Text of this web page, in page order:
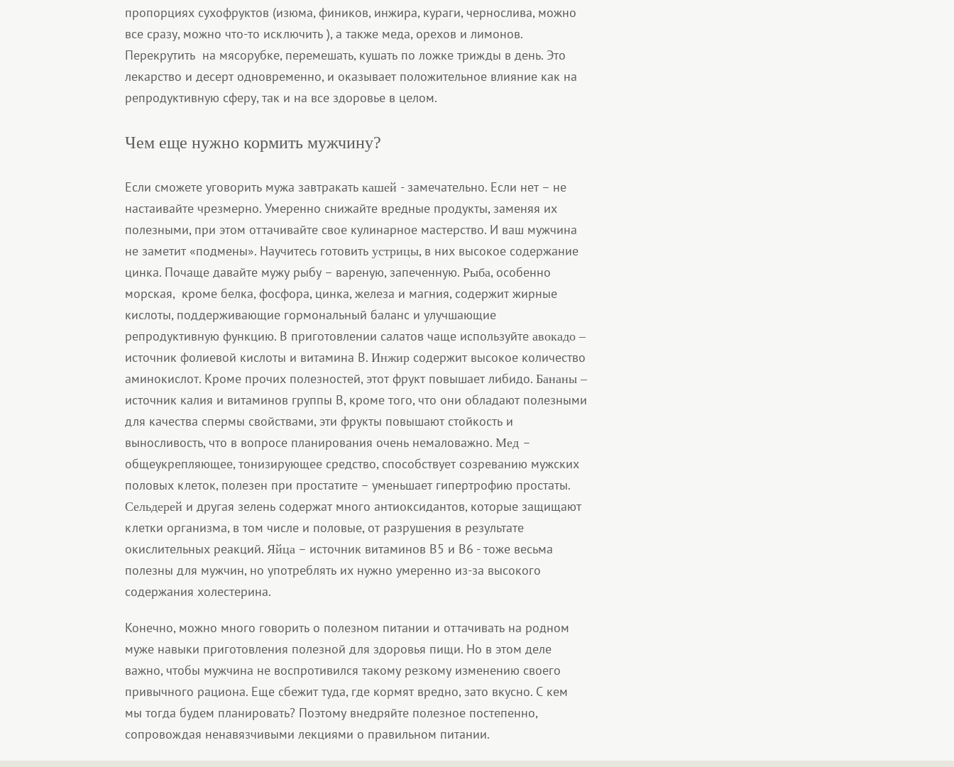
пропорциях сухофруктов (изюма, фиников, инжира, кураги, чернослива, можно
все сразу, можно что-то исключить ), а также меда, орехов и лимонов.
Перекрутить на мясорубке, перемешать, кушать по ложке трижды в день. Это
лекарство и десерт одновременно, и оказывает положительное влияние как на
репродуктивную сферу, так и на все здоровье в целом.
Чем еще нужно кормить мужчину?
Если сможете уговорить мужа завтракать кашей - замечательно. Если нет – не
настаивайте чрезмерно. Умеренно снижайте вредные продукты, заменяя их
полезными, при этом оттачивайте свое кулинарное мастерство. И ваш мужчина
не заметит «подмены». Научитесь готовить устрицы, в них высокое содержание
цинка. Почаще давайте мужу рыбу – вареную, запеченную. Рыба, особенно
морская, кроме белка, фосфора, цинка, железа и магния, содержит жирные
кислоты, поддерживающие гормональный баланс и улучшающие
репродуктивную функцию. В приготовлении салатов чаще используйте авокадо –
источник фолиевой кислоты и витамина В. Инжир содержит высокое количество
аминокислот. Кроме прочих полезностей, этот фрукт повышает либидо. Бананы –
источник калия и витаминов группы В, кроме того, что они обладают полезными
для качества спермы свойствами, эти фрукты повышают стойкость и
выносливость, что в вопросе планирования очень немаловажно. Мед –
общеукрепляющее, тонизирующее средство, способствует созреванию мужских
половых клеток, полезен при простатите – уменьшает гипертрофию простаты.
Сельдерей и другая зелень содержат много антиоксидантов, которые защищают
клетки организма, в том числе и половые, от разрушения в результате
окислительных реакций. Яйца – источник витаминов В5 и В6 - тоже весьма
полезны для мужчин, но употреблять их нужно умеренно из-за высокого
содержания холестерина.
Конечно, можно много говорить о полезном питании и оттачивать на родном
муже навыки приготовления полезной для здоровья пищи. Но в этом деле
важно, чтобы мужчина не воспротивился такому резкому изменению своего
привычного рациона. Еще сбежит туда, где кормят вредно, зато вкусно. С кем
мы тогда будем планировать? Поэтому внедряйте полезное постепенно,
сопровождая ненавязчивыми лекциями о правильном питании.